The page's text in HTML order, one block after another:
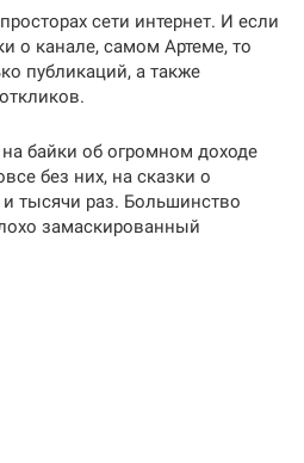
сети интернет. И если
о канале, самом Артеме, то
публикаций, а также
байки об огромном доходе
без них, на сказки о
и тысячи раз. Большинство
замаскированный